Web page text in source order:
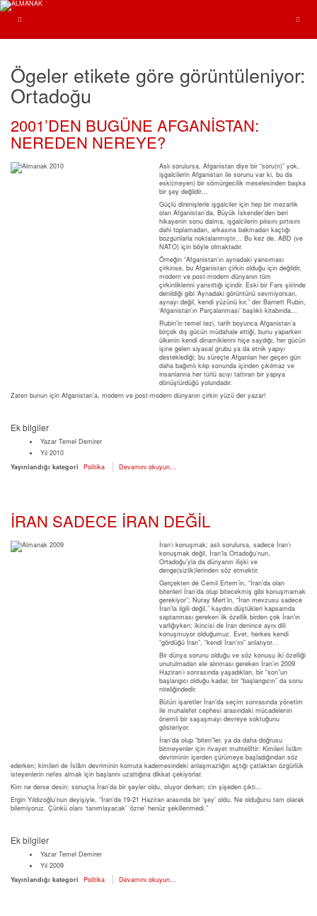
Ögeler etikete göre görüntüleniyor:
Ortadoğu
2001’DEN BUGÜNE AFGANİSTAN:
NEREDEN NEREYE?
Aslı sorulursa, Afganistan diye bir “soru(n)” yok,
işgalcilerin Afganistan ile sorunu var ki, bu da
eski(meyen) bir sömürgecilik meselesinden başka
bir şey değildir…
Güçlü direnişlerle işgalciler için hep bir mezarlık
olan Afganistan’da, Büyük İskender’den beri
hikayenin sonu daima, işgalcilerin pılısını pırtısını
dahi toplamadan, arkasına bakmadan kaçtığı
bozgunlarla noktalanmıştır… Bu kez de, ABD (ve
NATO) için böyle olmaktadır.
Örneğin “Afganistan’ın aynadaki yansıması
çirkinse, bu Afganistan çirkin olduğu için değildir,
modern ve post-modern dünyanın tüm
çirkinliklerini yansıttığı içindir. Eski bir Fars şiirinde
denildiği gibi ‘Aynadaki görüntünü sevmiyorsan,
aynayı değil, kendi yüzünü kır,” der Barnett Rubin,
‘Afganistan’ın Parçalanması’ başlıklı kitabında...
Rubin’in temel tezi, tarih boyunca Afganistan’a
birçok dış gücün müdahale ettiği, bunu yaparken
ülkenin kendi dinamiklerini hiçe saydığı, her gücün
işine gelen siyasal grubu ya da etnik yapıyı
desteklediği; bu süreçte Afganları her geçen gün
daha bağımlı kılıp sonunda içinden çıkılmaz ve
insanlarına her türlü acıyı tattıran bir yapıya
dönüştürdüğü yolundadır.
Zaten bunun için Afganistan’a, modern ve post-modern dünyanın çirkin yüzü der yazar!
Ek bilgiler
Yazar Temel Demirer
Yıl 2010
Yayınlandığı kategori
Politika Devamını okuyun...
İRAN SADECE İRAN DEĞİL
İran’ı konuşmak; aslı sorulursa, sadece İran’ı
konuşmak değil, İran’la Ortadoğu’nun,
Ortadoğu’yla da dünyanın ilişki ve
denge(sizlik)lerinden söz etmektir.
Gerçekten de Cemil Ertem’in, “İran’da olan
bitenleri İran’da olup bitecekmiş gibi konuşmamak
gerekiyor”; Nuray Mert’in, “İran mevzusu sadece
İran’la ilgili değil,” kaydını düştükleri kapsamda
saptanması gereken ilk özellik birden çok İran’ın
varlığıyken; ikincisi de İran denince aynı dili
konuşmuyor olduğumuz. Evet, herkes kendi
“gördüğü İran”, “kendi İran’ını” anlatıyor...
Bir dünya sorunu olduğu ve söz konusu iki özelliği
unutulmadan ele alınması gereken İran’ın 2009
Haziran’ı sonrasında yaşadıkları, bir “son”un
başlangıcı olduğu kadar, bir “başlangıcın” da sonu
niteliğindedir.
Bütün işaretler İran’da seçim sonrasında yönetim
ile muhalefet cephesi arasındaki mücadelenin
önemli bir saşaşmayı devreye soktuğunu
gösteriyor.
İran’da olup “biten”ler, ya da daha doğrusu
bitmeyenler için rivayet muhteliftir: Kimileri İslâm
devriminin içerden çürümeye başladığından söz
ederken; kimileri de İslâm devriminin komuta kademesindeki anlaşmazlığın açtığı çatlaktan özgürlük
isteyenlerin nefes almak için başlarını uzattığına dikkat çekiyorlar.
Kim ne derse desin; sonuçta İran’da bir şeyler oldu, oluyor derken; cin şişeden çıktı…
Ergin Yıldızoğlu’nun deyişiyle, “İran’da 19-21 Haziran arasında bir ‘şey’ oldu. Ne olduğunu tam olarak
bilemiyoruz. Çünkü olanı ‘tanımlayacak’ ‘özne’ henüz şekillenmedi.”
Ek bilgiler
Yazar Temel Demirer
Yıl 2009
Yayınlandığı kategori
Politika Devamını okuyun...